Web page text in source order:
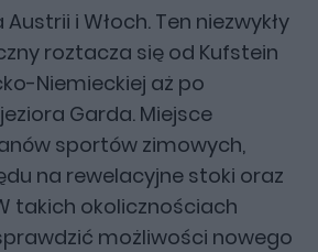
i Włoch. Ten niezwykły
roztacza się od Kufstein
Niemieckiej aż po
Garda. Miejsce
sportów zimowych,
na rewelacyjne stoki oraz
takich okolicznościach
możliwości nowego